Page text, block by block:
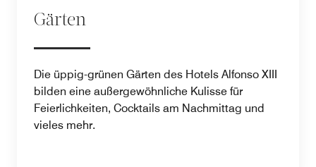
Gärten
Die üppig-grünen Gärten des Hotels Alfonso XIII
bilden eine außergewöhnliche Kulisse für
Feierlichkeiten, Cocktails am Nachmittag und
vieles mehr.